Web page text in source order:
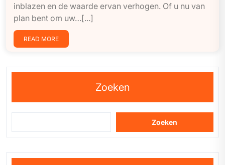
inblazen en de waarde ervan verhogen. Of u nu van
plan bent om uw…[...]
READ MORE
Zoeken
Zoeken